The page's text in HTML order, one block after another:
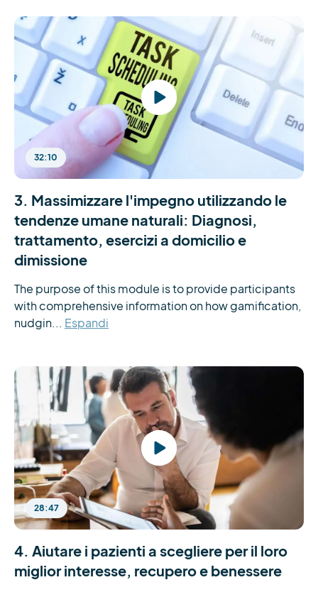
32:10
3. Massimizzare l'impegno utilizzando le
tendenze umane naturali: Diagnosi,
trattamento, esercizi a domicilio e
dimissione
The purpose of this module is to provide participants
with comprehensive information on how gamification,
nudgin... Espandi
28:47
4. Aiutare i pazienti a scegliere per il loro
miglior interesse, recupero e benessere